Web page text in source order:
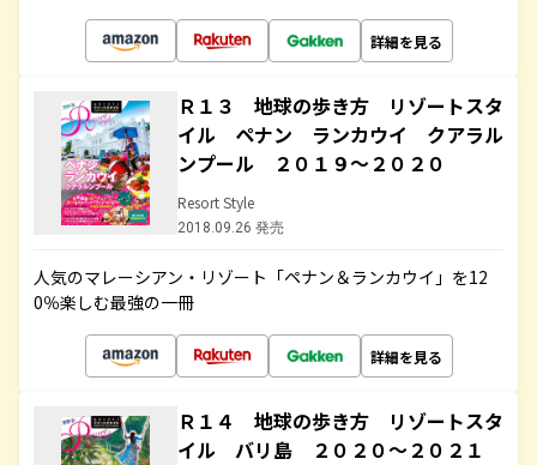
詳細を見る
Ｒ１３ 地球の歩き方 リゾートスタ
イル ペナン ランカウイ クアラル
ンプール ２０１９～２０２０
Resort Style
2018.09.26 発売
人気のマレーシアン・リゾート「ペナン＆ランカウイ」を12
0％楽しむ最強の一冊
詳細を見る
Ｒ１４ 地球の歩き方 リゾートスタ
イル バリ島 ２０２０～２０２１